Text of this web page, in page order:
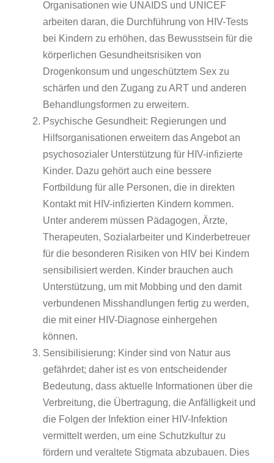
Organisationen wie UNAIDS und UNICEF
arbeiten daran, die Durchführung von HIV-Tests
bei Kindern zu erhöhen, das Bewusstsein für die
körperlichen Gesundheitsrisiken von
Drogenkonsum und ungeschütztem Sex zu
schärfen und den Zugang zu ART und anderen
Behandlungsformen zu erweitern.
Psychische Gesundheit: Regierungen und
Hilfsorganisationen erweitern das Angebot an
psychosozialer Unterstützung für HIV-infizierte
Kinder. Dazu gehört auch eine bessere
Fortbildung für alle Personen, die in direkten
Kontakt mit HIV-infizierten Kindern kommen.
Unter anderem müssen Pädagogen, Ärzte,
Therapeuten, Sozialarbeiter und Kinderbetreuer
für die besonderen Risiken von HIV bei Kindern
sensibilisiert werden. Kinder brauchen auch
Unterstützung, um mit Mobbing und den damit
verbundenen Misshandlungen fertig zu werden,
die mit einer HIV-Diagnose einhergehen
können.
Sensibilisierung: Kinder sind von Natur aus
gefährdet; daher ist es von entscheidender
Bedeutung, dass aktuelle Informationen über die
Verbreitung, die Übertragung, die Anfälligkeit und
die Folgen der Infektion einer HIV-Infektion
vermittelt werden, um eine Schutzkultur zu
fördern und veraltete Stigmata abzubauen. Dies